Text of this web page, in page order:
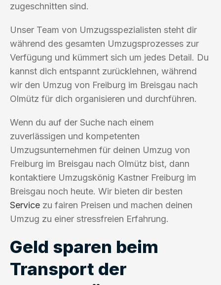
zugeschnitten sind.
Unser Team von Umzugsspezialisten steht dir
während des gesamten Umzugsprozesses zur
Verfügung und kümmert sich um jedes Detail. Du
kannst dich entspannt zurücklehnen, während
wir den Umzug von Freiburg im Breisgau nach
Olmütz für dich organisieren und durchführen.
Wenn du auf der Suche nach einem
zuverlässigen und kompetenten
Umzugsunternehmen für deinen Umzug von
Freiburg im Breisgau nach Olmütz bist, dann
kontaktiere Umzugskönig Kastner Freiburg im
Breisgau noch heute. Wir bieten dir besten
Service zu fairen Preisen und machen deinen
Umzug zu einer stressfreien Erfahrung.
Geld sparen beim
Transport der